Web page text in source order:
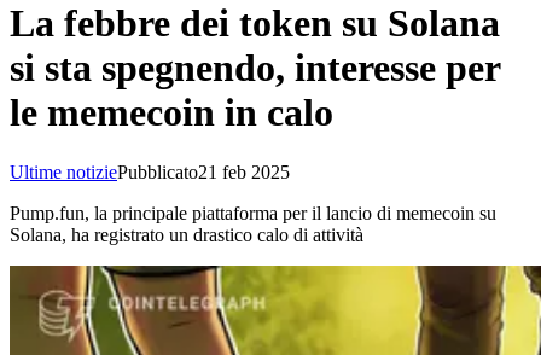
La febbre dei token su Solana
si sta spegnendo, interesse per
le memecoin in calo
Ultime notiziePubblicato21 feb 2025
Pump.fun, la principale piattaforma per il lancio di memecoin su
Solana, ha registrato un drastico calo di attività